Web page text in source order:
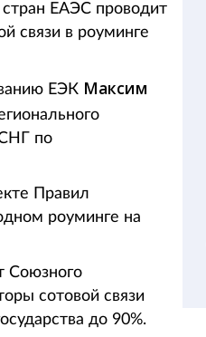
стран ЕАЭС проводит
связи в роуминге
ЕЭК Максим
СНГ по
Правил
роуминге на
Союзного
сотовой связи
до 90%.